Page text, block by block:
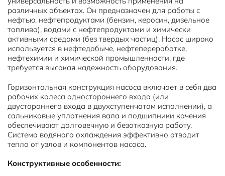
различных объектах. Он предназначен для работы с
нефтью, нефтепродуктами (бензин, керосин, дизельное
топливо), водами с нефтепродуктами и химически
активными средами (без твердых частиц). Насос широко
используется в нефтедобыче, нефтепереработке,
нефтехимии и химической промышленности, где
требуется высокая надежность оборудования.
Горизонтальная конструкция насоса включает в себя два
рабочих колеса одностороннего входа (или
двустороннего входа в двухступенчатом исполнении), а
сальниковые уплотнения вала и подшипники качения
обеспечивают долговечную и безотказную работу.
Система водяного охлаждения эффективно отводит
тепло от узлов и компонентов насоса.
Конструктивные особенности: